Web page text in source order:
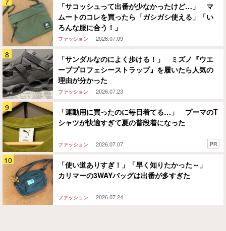
「サコッシュって出番が少なかったけど…」 マ
ムートのコレを買ったら「ガシガシ使える」「い
ろんな服に合う！」
ファッション 2026.07.09
「サンダルなのによく歩ける！」 ミズノ『ウエ
ーブプロフェシーストラップ』を履いたら人気の
理由が分かった
ファッション 2026.07.23
「運動用に買ったのに毎日着てる…」 プーマのT
シャツが快適すぎて夏の普段着になった
ファッション 2026.07.07 PR
「使い道ありすぎ！」「早く知りたかった～」
カリマーの3WAYバッグは出番が多すぎた
ファッション 2026.07.24